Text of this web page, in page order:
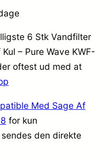
6 Stk Vandfilter
– Pure Wave KWF-
oftest ud med at
Med Sage Af
for kun
den direkte